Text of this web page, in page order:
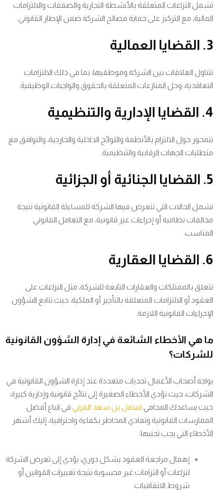
تشمل النزاعات المتعلقة بالأنشطة التجارية والصفقات والالتزامات
المالية، مع التركيز على حماية مصالح الشركة ضمن الإطار القانوني.
3. القضايا العمالية
تتناول العلاقات بين الشركة وموظفيها، بما في ذلك الالتزامات
التعاقدية، وحل المنازعات المتعلقة بالحقوق والواجبات الوظيفية.
4. القضايا الإدارية والتنظيمية
تتمحور حول الالتزام بالأنظمة واللوائح الداخلية والخارجية، والتوافق مع
متطلبات الجهات الرقابية والتنظيمية.
5. القضايا الجنائية أو الجزائية
تشمل الحالات التي تتعرض فيها الشركة للمساءلة القانونية نتيجة
مخالفات نظامية أو إجراءات غير قانونية، مع التعامل القانوني
المناسب.
6. القضايا العقارية
تتعلق بالممتلكات والعقارات التابعة للشركة، مثل النزاعات على
العقود أو الالتزامات المتعلقة بالتأجير أو الملكية، حيث تتابع الشؤون
الإجراءات القانونية اللازمة.
ما هي الأخطاء الشائعة في إدارة الشؤون القانونية
للشركات؟
يواجه أصحاب الأعمال تحديات متعددة عند إدارة الشؤون القانونية في
الشركات، حيث تؤدي الأخطاء الصغيرة إلى نتائج قانونية وإدارية كبيرة،
حيث يساعدك المحامي فيصل بن سعد القرني في اتباع أفضل
الممارسات القانونية وتفادي المخاطر بكفاءة واحترافية، إليك أشهر
الأخطاء التي يجب تجنبها:
إهمال مراجعة العقود بشكل دوري، يؤدي إلى تعرض الشركة
لنزاعات أو التزامات غير محسوبة نتيجة تغييرات القوانين أو
شروط الاتفاقيات.